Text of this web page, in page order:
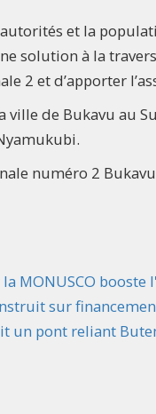
et la
solution à la
2 et d’apporter
de Bukavu au
numéro 2
MONUSCO booste
sur
un pont reliant